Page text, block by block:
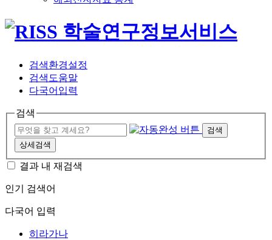
검색환경설정
검색도움말
다국어입력
검색
검색
상세검색
결과 내 재검색
인기 검색어
다국어 입력
히라가나